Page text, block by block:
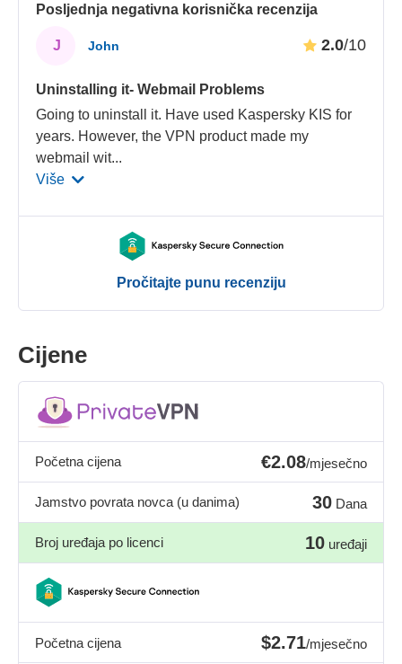
Posljednja negativna korisnička recenzija
J John 2.0/10
Uninstalling it- Webmail Problems
Going to uninstall it. Have used Kaspersky KIS for
years. However, the VPN product made my
webmail wit...
Više
Pročitajte punu recenziju
Cijene
Početna cijena €2.08/mjesečno
Jamstvo povrata novca (u danima) 30 Dana
Broj uređaja po licenci 10 uređaji
Početna cijena $2.71/mjesečno